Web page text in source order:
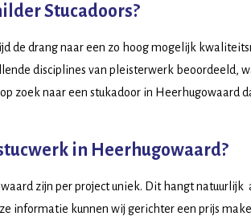
Stucadoors?
de drang naar een zo hoog mogelijk
disciplines van pleisterwerk beoordeeld,
zoek naar een stukadoor in Heerhugowaard
in Heerhugowaard?
zijn per project uniek. Dit hangt
informatie kunnen wij gerichter een prijs